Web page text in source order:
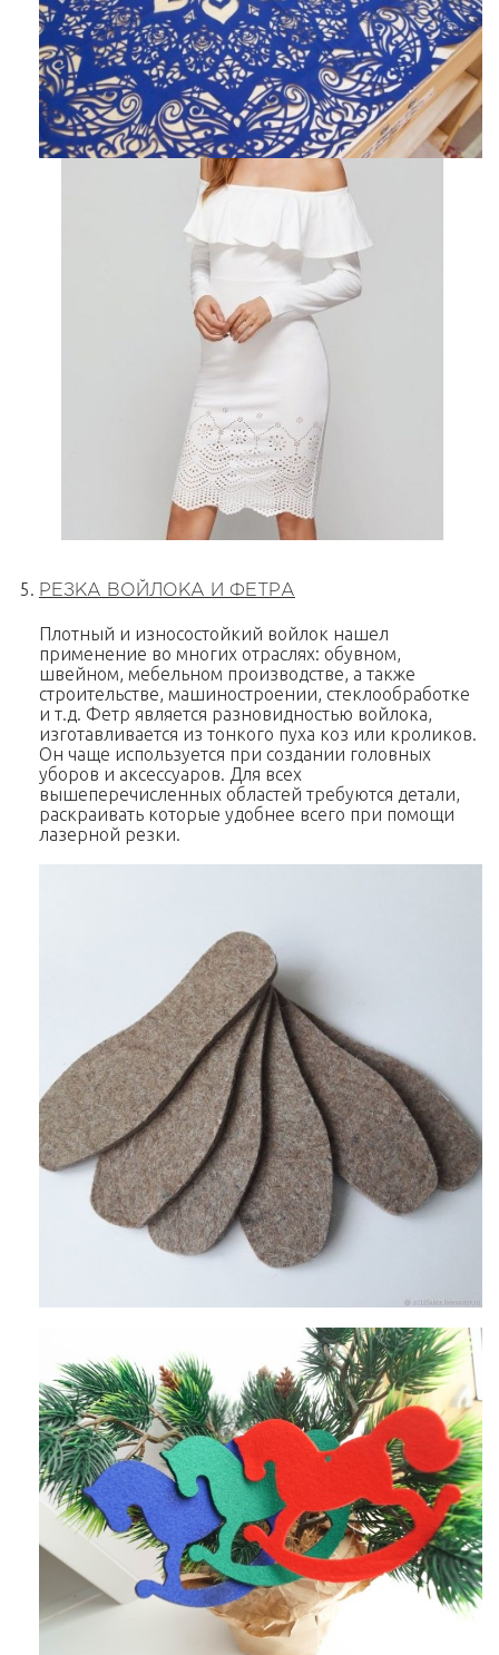
РЕЗКА ВОЙЛОКА И ФЕТРА
Плотный и износостойкий войлок нашел
применение во многих отраслях: обувном,
швейном, мебельном производстве, а также
строительстве, машиностроении, стеклообработке
и т.д. Фетр является разновидностью войлока,
изготавливается из тонкого пуха коз или кроликов.
Он чаще используется при создании головных
уборов и аксессуаров. Для всех
вышеперечисленных областей требуются детали,
раскраивать которые удобнее всего при помощи
лазерной резки.